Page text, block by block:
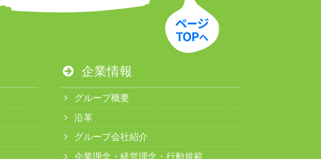
企業情報
グループ概要
沿革
グループ会社紹介
企業理念・経営理念・行動規範